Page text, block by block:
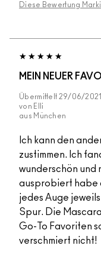
Diese Bewertung
MEIN NEUER
Übermittelt 29/06/2021
von Elli
aus München
Ich kann den
zustimmen. Ich
wunderschön und
ausprobiert habe
jedes Auge
Spur. Die
Go-To Favoriten
verschmiert nicht!